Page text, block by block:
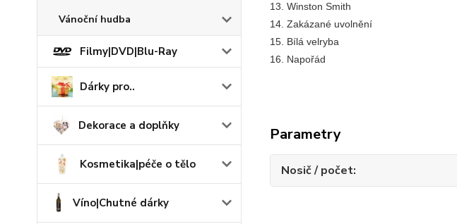
Vánoční hudba
Filmy|DVD|Blu-Ray
Dárky pro..
Dekorace a doplňky
Kosmetika|péče o tělo
Víno|Chutné dárky
13. Winston Smith
14. Zakázané uvolnění
15. Bílá velryba
16. Napořád
Parametry
Nosič / počet